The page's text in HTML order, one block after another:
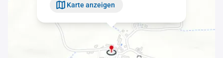
Karte anzeigen